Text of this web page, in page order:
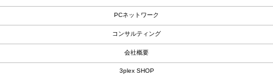
PCネットワーク
コンサルティング
会社概要
3plex SHOP